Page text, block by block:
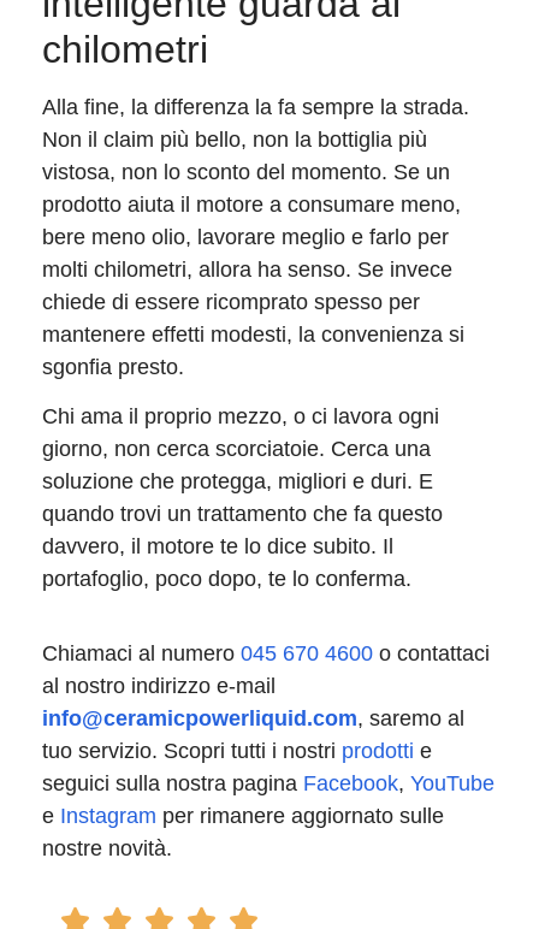
chilometri
Alla fine, la differenza la fa sempre la strada.
Non il claim più bello, non la bottiglia più
vistosa, non lo sconto del momento. Se un
prodotto aiuta il motore a consumare meno,
bere meno olio, lavorare meglio e farlo per
molti chilometri, allora ha senso. Se invece
chiede di essere ricomprato spesso per
mantenere effetti modesti, la convenienza si
sgonfia presto.
Chi ama il proprio mezzo, o ci lavora ogni
giorno, non cerca scorciatoie. Cerca una
soluzione che protegga, migliori e duri. E
quando trovi un trattamento che fa questo
davvero, il motore te lo dice subito. Il
portafoglio, poco dopo, te lo conferma.
Chiamaci al numero 045 670 4600 o contattaci
al nostro indirizzo e-mail
info@ceramicpowerliquid.com, saremo al
tuo servizio. Scopri tutti i nostri prodotti e
seguici sulla nostra pagina Facebook, YouTube
e Instagram per rimanere aggiornato sulle
nostre novità.